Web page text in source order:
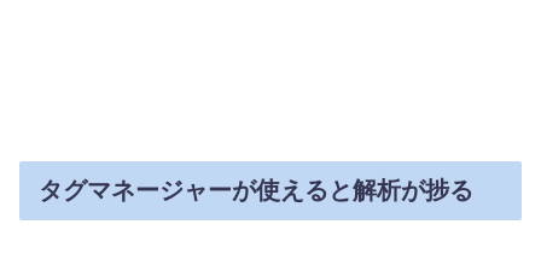
タグマネージャーが使えると解析が捗る